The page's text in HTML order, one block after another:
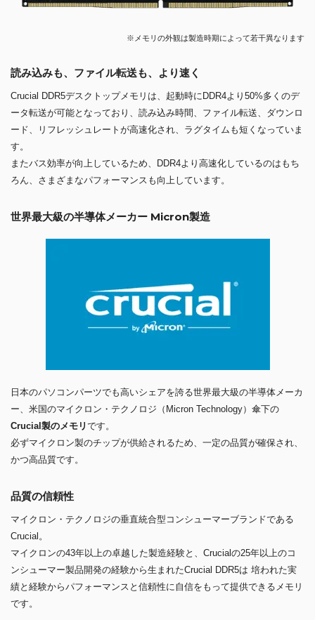
※メモリの外観は製造時期によって若干異なります
読み込みも、ファイル転送も、より速く
Crucial DDR5デスクトップメモリは、起動時にDDR4より50%多くのデ
ータ転送が可能となっており、読み込み時間、ファイル転送、ダウンロ
ード、リフレッシュレートが高速化され、ラグタイムも短くなっていま
す。
またバス効率が向上しているため、DDR4より高速化しているのはもち
ろん、さまざまなパフォーマンスも向上しています。
世界最大級の半導体メーカー Micron製造
日本のパソコンパーツでも高いシェアを誇る世界最大級の半導体メーカ
ー、米国のマイクロン・テクノロジ（Micron Technology）傘下の
Crucial製のメモリです。
必ずマイクロン製のチップが供給されるため、一定の品質が確保され、
かつ高品質です。
品質の信頼性
マイクロン・テクノロジの垂直統合型コンシューマーブランドである
Crucial。
マイクロンの43年以上の卓越した製造経験と、Crucialの25年以上のコ
ンシューマー製品開発の経験から生まれたCrucial DDR5は 培われた実
績と経験からパフォーマンスと信頼性に自信をもって提供できるメモリ
です。